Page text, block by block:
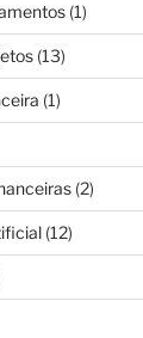
(1)
(13)
(1)
(2)
(12)